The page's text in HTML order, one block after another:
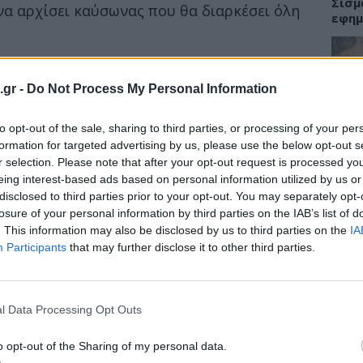
- Do Not Process My Personal Information
opt-out of the sale, sharing to third parties, or processing of your
for targeted advertising by us, please use the below opt-out
selection. Please note that after your opt-out request is processed
interest-based ads based on personal information utilized by us
to third parties prior to your opt-out. You may separately
of your personal information by third parties on the IAB’s list of
This information may also be disclosed by us to third parties on the
Participants that may further disclose it to other third parties.
Data Processing Opt Outs
opt-out of the Sharing of my personal data.
αρχίσει καύσωνας που θα διαρκέσει όλη
να λαμβάνουμε μέτρα που θα
να αντεπεξέλθει στις δυσκολίες που
με τη ζέστη είναι σε μεγάλο βαθμό
μέτρα προστασίας», λέει ο Dr.
Εταιρείας Καρδιάς (ΑΗΑ). «Αυτά
για τα νήπια και τους ηλικιωμένους. Το ίδιο
ή ιστορικό καρδιοπάθειας ή
στα